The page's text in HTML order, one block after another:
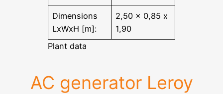
Dimensions
LxWxH [m]:
2,50 x 0,85 x
1,90
Plant data
AC generator Leroy